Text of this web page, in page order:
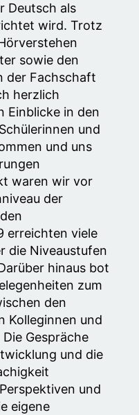
Deutsch als
wird. Trotz
sowie den
der Fachschaft
herzlich
Einblicke in den
und
und uns
waren wir vor
der
erreichten viele
die Niveaustufen
hinaus bot
zum
den
Kolleginnen und
Gespräche
und die
und
eigene